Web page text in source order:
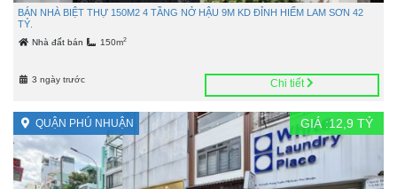
BÁN NHÀ BIỆT THỰ 150M2 4 TẦNG NỞ HẬU 9M KD ĐỈNH HIẾM LAM SƠN 42
TỶ.
Nhà đất bán 150m2
3 ngày trước Chi tiết
QUẬN PHÚ NHUẬN GIÁ :12,9 TỶ